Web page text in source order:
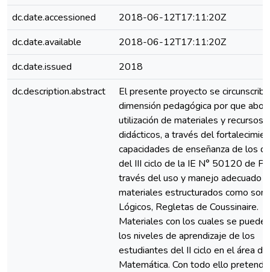
dc.date.accessioned
2018-06-12T17:11:20Z
dc.date.available
2018-06-12T17:11:20Z
dc.date.issued
2018
dc.description.abstract
El presente proyecto se
dimensión pedagógica por que
utilización de materiales y recursos
didácticos, a través del
capacidades de enseñanza de los
del III ciclo de la IE N° 50120 de
través del uso y manejo adecuado
materiales estructurados como son
Lógicos, Regletas de Coussinaire.
Materiales con los cuales se puede
los niveles de aprendizaje de los
estudiantes del II ciclo en el área de
Matemática. Con todo ello